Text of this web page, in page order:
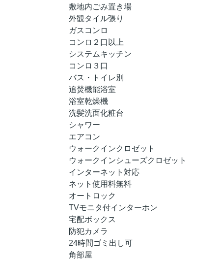
敷地内ごみ置き場
外観タイル張り
ガスコンロ
コンロ２口以上
システムキッチン
コンロ３口
バス・トイレ別
追焚機能浴室
浴室乾燥機
洗髪洗面化粧台
シャワー
エアコン
ウォークインクロゼット
ウォークインシューズクロゼット
インターネット対応
ネット使用料無料
オートロック
TVモニタ付インターホン
宅配ボックス
防犯カメラ
24時間ゴミ出し可
角部屋